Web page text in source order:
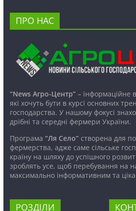
ПРО НАС
“News Агро-Центр”– інформаційне
які хочуть бути в курсі основних
господарства. У нашому фокусі
дрібні та середні фермери України.
Програма “Ля Село”створена для
фермерства, адже саме сільське
країну на шляху до успішного
зроблять усе, щоб перебування на
максимально інформативним та
РОЗДІЛИ